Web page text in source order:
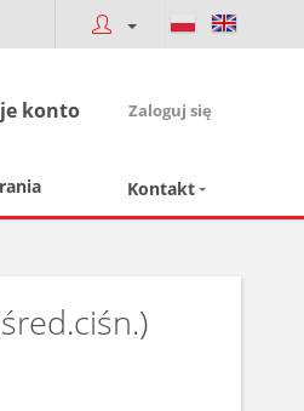
konto Zaloguj się
Kontakt